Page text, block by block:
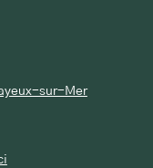
sur-Mer